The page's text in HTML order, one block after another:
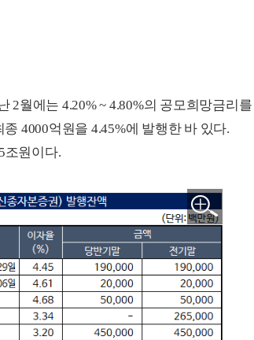
2월에는 4.20% ~ 4.80%의 공모희망금리를
4000억원을 4.45%에 발행한 바 있다.
조원이다.